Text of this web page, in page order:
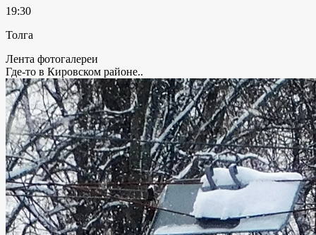
19:30
Толга
Лента фотогалереи
Где-то в Кировском районе..